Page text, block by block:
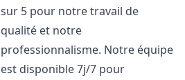
sur 5 pour notre travail de
qualité et notre
professionnalisme. Notre équipe
est disponible 7j/7 pour